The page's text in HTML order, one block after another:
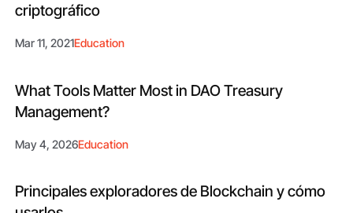
criptográfico
Mar 11, 2021Education
What Tools Matter Most in DAO Treasury
Management?
May 4, 2026Education
Principales exploradores de Blockchain y cómo